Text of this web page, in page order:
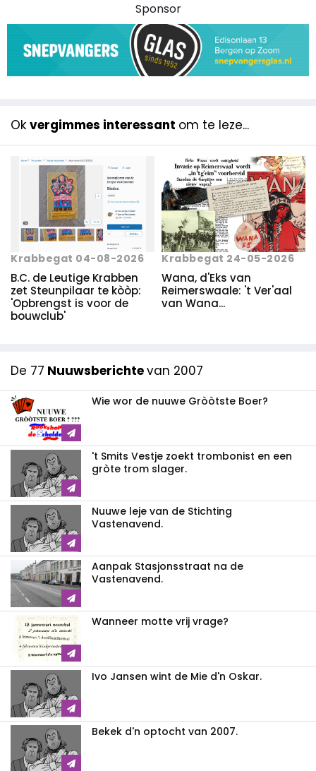
Sponsor
Ok vergimmes interessant om te leze...
Krabbegat 04-08-2026
B.C. de Leutige Krabben
zet Steunpilaar te kòòp:
'Opbrengst is voor de
bouwclub'
Krabbegat 24-05-2026
Wana, d'Eks van
Reimerswaale: 't Ver'aal
van Wana...
De 77 Nuuwsberichtevan 2007
Wie wor de nuuwe Gròòtste Boer?
't Smits Vestje zoekt trombonist en een
gròte trom slager.
Nuuwe leje van de Stichting
Vastenavend.
Aanpak Stasjonsstraat na de
Vastenavend.
Wanneer motte vrij vrage?
Ivo Jansen wint de Mie d'n Oskar.
Bekek d'n optocht van 2007.